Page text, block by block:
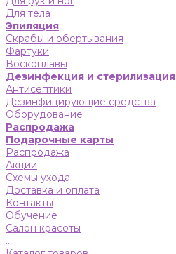
Для тела
Эпиляция
Скрабы и обертывания
Фартуки
Воскоплавы
Дезинфекция и стерилизация
Антисептики
Дезинфицирующие средства
Оборудование
Распродажа
Подарочные карты
Распродажа
Акции
Схемы ухода
Доставка и оплата
Контакты
Обучение
Салон красоты
...